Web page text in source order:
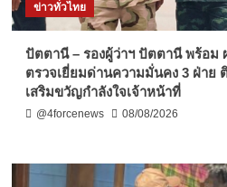
ข่าวทั่วไทย
ปัตตานี – รองผู้ว่าฯ ปัตตานี พร้อม
ตรวจเยี่ยมด่านความมั่นคง 3 ฝ่าย
เสริมขวัญกำลังใจเจ้าหน้าที่
@4forcenews 08/08/2026